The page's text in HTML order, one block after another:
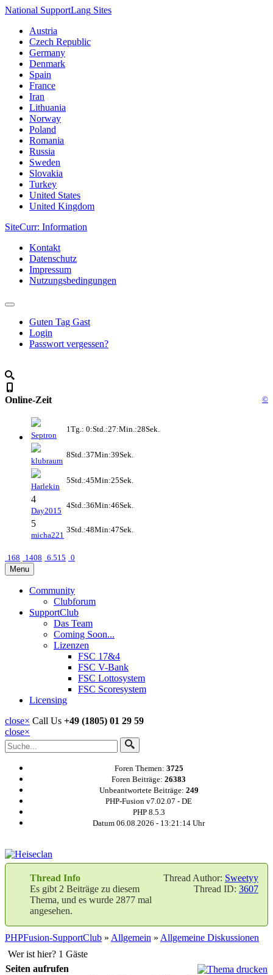
National SupportLang Sites
Austria
Czech Republic
Germany
Denmark
Spain
France
Iran
Lithuania
Norway
Poland
Romania
Russia
Sweden
Slovakia
Turkey
United States
United Kingdom
SiteCurr: Information
Kontakt
Datenschutz
Impressum
Nutzungsbedingungen
Guten Tag Gast
Login
Passwort vergessen?
Online-Zeit ©
Septron
1Tg.: 0:Std.:27:Min.:28Sek.
klubraum
8Std.:37Min:39Sek.
Harlekin
5Std.:45Min:25Sek.
4
Day2015
4Std.:36Min:46Sek.
5
micha221
3Std.:48Min:47Sek.
168 1408 6.515 0
Menu
Community
Clubforum
SupportClub
Das Team
Coming Soon...
Lizenzen
FSC 17&4
FSC V-Bank
FSC Lottosystem
FSC Scoresystem
Licensing
close× Call Us +49 (1805) 01 29 59
close×
Foren Themen: 3725
Foren Beiträge: 26383
Unbeantwortete Beiträge: 249
PHP-Fusion v7.02.07 - DE
PHP 8.5.3
Datum 06.08.2026 - 13:21:14 Uhr
Thread Author: Sweetyy
Thread ID: 3607
Thread Info
Es gibt 2 Beiträge zu diesem
Thema, und es wurde 2877 mal
angesehen.
PHPFusion-SupportClub » Allgemein » Allgemeine Diskussionen
Wer ist hier? 1 Gäste
Seiten aufrufen